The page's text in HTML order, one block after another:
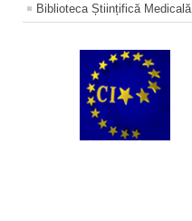
Biblioteca Științifică Medicală